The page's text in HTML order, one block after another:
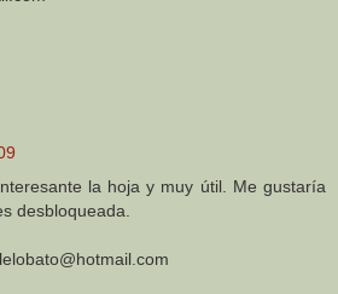
la hoja y muy útil. Me gustaría
desbloqueada.